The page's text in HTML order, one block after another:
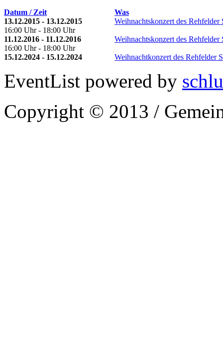
Datum / Zeit
Was
13.12.2015 - 13.12.2015
16:00 Uhr - 18:00 Uhr
Weihnachtskonzert des Rehfelder
11.12.2016 - 11.12.2016
16:00 Uhr - 18:00 Uhr
Weihnachtskonzert des Rehfelder
15.12.2024 - 15.12.2024 Weihnachtkonzert des Rehfelder
EventList powered by
Copyright © 2013 /